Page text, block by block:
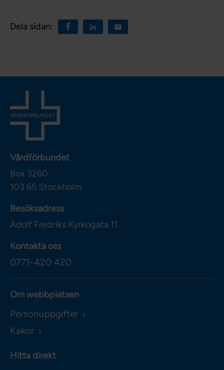
Dela sidan:
Vårdförbundet
Box 3260
103 65 Stockholm
Besöksadress
Adolf Fredriks Kyrkogata 11
Kontakta oss
0771-420 420
Om webbplatsen
Personuppgifter
Kakor
Hitta direkt